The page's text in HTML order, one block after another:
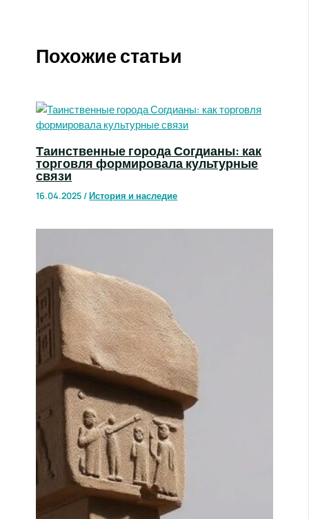
Похожие статьи
Таинственные города Согдианы: как
торговля формировала культурные
связи
16.04.2025/История и наследие